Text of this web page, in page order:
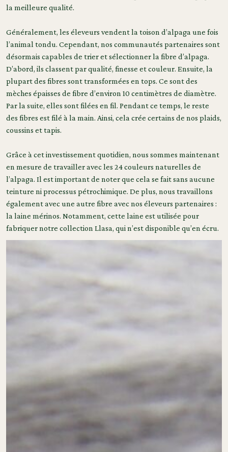
la meilleure qualité.
Généralement, les éleveurs vendent la toison d’alpaga une fois
l’animal tondu. Cependant, nos communautés partenaires sont
désormais capables de trier et sélectionner la fibre d’alpaga.
D’abord, ils classent par qualité, finesse et couleur. Ensuite, la
plupart des fibres sont transformées en tops. Ce sont des
mèches épaisses de fibre d’environ 10 centimètres de diamètre.
Par la suite, elles sont filées en fil. Pendant ce temps, le reste
des fibres est filé à la main. Ainsi, cela crée certains de nos plaids,
coussins et tapis.
Grâce à cet investissement quotidien, nous sommes maintenant
en mesure de travailler avec les 24 couleurs naturelles de
l’alpaga. Il est important de noter que cela se fait sans aucune
teinture ni processus pétrochimique. De plus, nous travaillons
également avec une autre fibre avec nos éleveurs partenaires :
la laine mérinos. Notamment, cette laine est utilisée pour
fabriquer notre collection Llasa, qui n’est disponible qu’en écru.